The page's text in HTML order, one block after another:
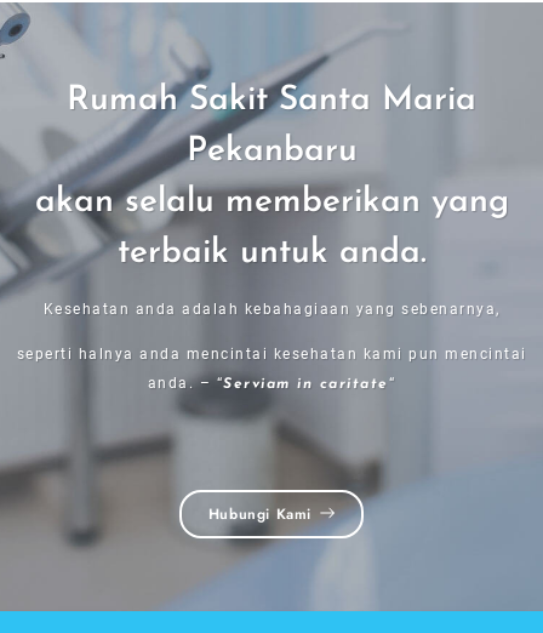
Rumah Sakit Santa Maria
Pekanbaru
akan selalu memberikan yang
terbaik untuk anda.
Kesehatan anda adalah kebahagiaan yang sebenarnya,
seperti halnya anda mencintai kesehatan kami pun mencintai
anda. – “Serviam in caritate “
Hubungi Kami